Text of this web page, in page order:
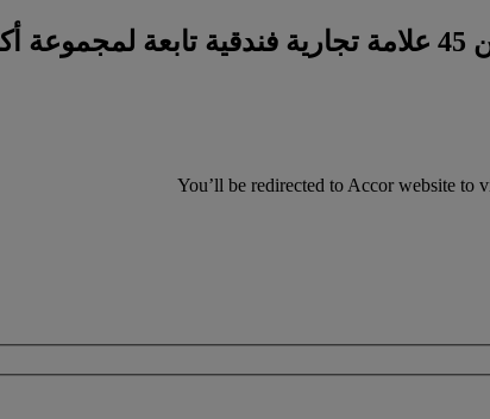
You’ll be redirected to Accor website to